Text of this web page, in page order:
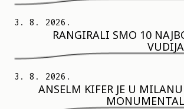
3. 8. 2026.
RANGIRALI SMO 10
3. 8. 2026.
ANSELM KIFER JE U